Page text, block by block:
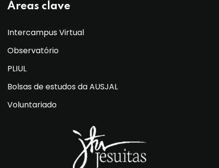
Áreas clave
Intercampus Virtual
Observatório
PLIUL
Bolsas de estudos da AUSJAL
Voluntariado